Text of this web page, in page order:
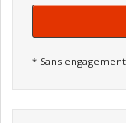
* Sans